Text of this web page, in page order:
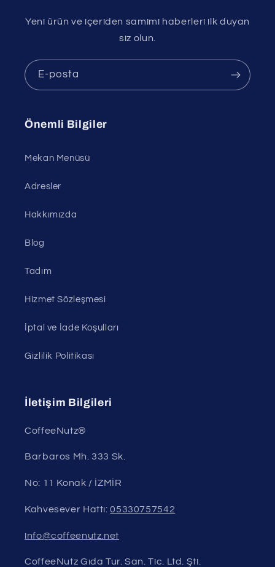
Yeni ürün ve içeriden samimi haberleri ilk duyan
siz olun.
E-posta
Önemli Bilgiler
Mekan Menüsü
Adresler
Hakkımızda
Blog
Tadım
Hizmet Sözleşmesi
İptal ve İade Koşulları
Gizlilik Politikası
İletişim Bilgileri
CoffeeNutz®
Barbaros Mh. 333 Sk.
No: 11 Konak / İZMİR
Kahvesever Hattı:05330757542
info@coffeenutz.net
CoffeeNutz Gıda Tur. San. Tic. Ltd. Şti.